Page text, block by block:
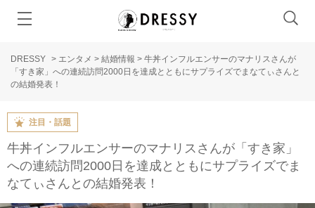
DRESSY > エンタメ > 結婚情報 > 牛丼インフルエンサーのマナリスさんが
「すき家」への連続訪問2000日を達成とともにサプライズでまなてぃさんと
の結婚発表！
注目・話題
牛丼インフルエンサーのマナリスさんが「すき家」
への連続訪問2000日を達成とともにサプライズでま
なてぃさんとの結婚発表！